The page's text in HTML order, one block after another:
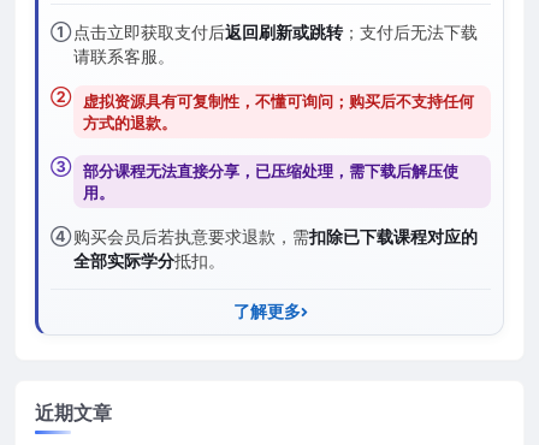
①点击立即获取支付后返回刷新或跳转；支付后无法下载
请联系客服。
② 虚拟资源具有可复制性，不懂可询问；购买后不支持任何
方式的退款。
③ 部分课程无法直接分享，已压缩处理，需下载后解压使
用。
④购买会员后若执意要求退款，需扣除已下载课程对应的
全部实际学分抵扣。
了解更多
近期文章